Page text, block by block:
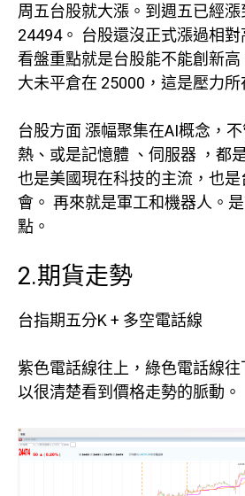
周五台股就大漲。到週五已經漲
24494。 台股還沒正式漲過相
看盤重點就是台股能不能創新
大未平倉在 25000，這是壓力所
台股方面 漲幅聚集在AI概念，
熱、或是記憶體 、伺服器 ，都
也是美國現在科技的主流，也
會。 再來就是軍工和機器人。
點。
2.期貨走勢
台指期五分K + 多空電話線
紫色電話線往上，綠色電話線
以很清楚看到價格走勢的脈動。